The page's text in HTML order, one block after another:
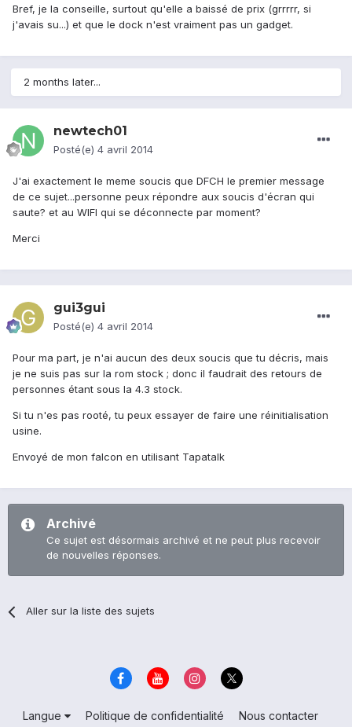
Bref, je la conseille, surtout qu'elle a baissé de prix (grrrrr, si
j'avais su...) et que le dock n'est vraiment pas un gadget.
2 months later...
newtech01
Posté(e) 4 avril 2014
J'ai exactement le meme soucis que DFCH le premier message
de ce sujet...personne peux répondre aux soucis d'écran qui
saute? et au WIFI qui se déconnecte par moment?
Merci
gui3gui
Posté(e) 4 avril 2014
Pour ma part, je n'ai aucun des deux soucis que tu décris, mais
je ne suis pas sur la rom stock ; donc il faudrait des retours de
personnes étant sous la 4.3 stock.
Si tu n'es pas rooté, tu peux essayer de faire une réinitialisation
usine.
Envoyé de mon falcon en utilisant Tapatalk
Archivé
Ce sujet est désormais archivé et ne peut plus recevoir
de nouvelles réponses.
Aller sur la liste des sujets
Langue Politique de confidentialité
Nous contacter